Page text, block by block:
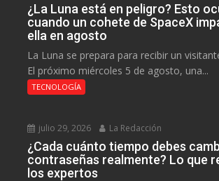
¿La Luna está en peligro? Esto
cuando un cohete de SpaceX
ella en agosto
La Luna se prepara para recibir un
El próximo miércoles 5 de agosto, una...
TECNOLOGÍA
julio 29, 2026 La Redacción
¿Cada cuánto tiempo debes
contraseñas realmente? Lo que
los expertos